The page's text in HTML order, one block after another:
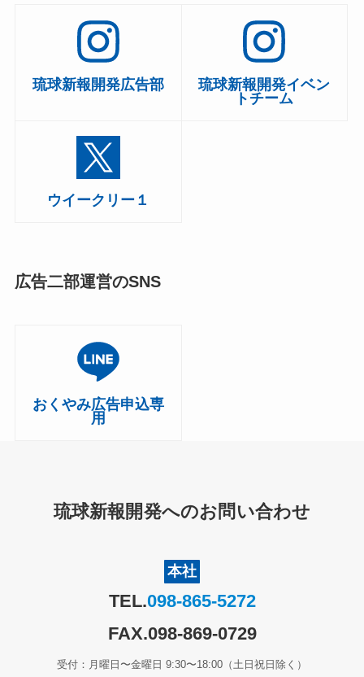
琉球新報開発広告部
琉球新報開発イベン
トチーム
ウイークリー１
広告二部運営のSNS
おくやみ広告申込専
用
琉球新報開発へのお問い合わせ
本社
TEL.098-865-5272
FAX.098-869-0729
受付：月曜日〜金曜日 9:30〜18:00（土日祝日除く）